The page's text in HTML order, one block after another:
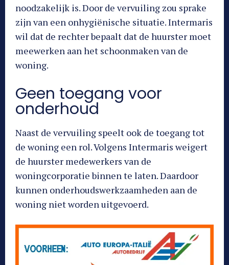
noodzakelijk is. Door de vervuiling zou sprake
zijn van een onhygiënische situatie. Intermaris
wil dat de rechter bepaalt dat de huurster moet
meewerken aan het schoonmaken van de
woning.
Geen toegang voor
onderhoud
Naast de vervuiling speelt ook de toegang tot
de woning een rol. Volgens Intermaris weigert
de huurster medewerkers van de
woningcorporatie binnen te laten. Daardoor
kunnen onderhoudswerkzaamheden aan de
woning niet worden uitgevoerd.